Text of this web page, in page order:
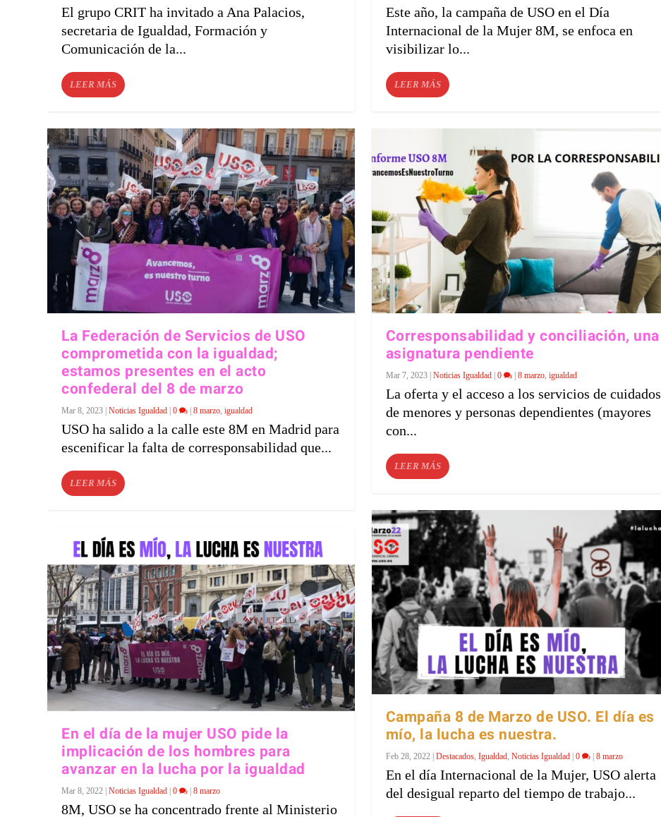
El grupo CRIT ha invitado a Ana Palacios,
secretaria de Igualdad, Formación y
Comunicación de la...
LEER MÁS
La Federación de Servicios de USO
comprometida con la igualdad;
estamos presentes en el acto
confederal del 8 de marzo
Mar 8, 2023 |Noticias Igualdad |0 |8 marzo ,igualdad
USO ha salido a la calle este 8M en Madrid para
escenificar la falta de corresponsabilidad que...
LEER MÁS
En el día de la mujer USO pide la
implicación de los hombres para
avanzar en la lucha por la igualdad
Mar 8, 2022 |Noticias Igualdad |0 |8 marzo
8M, USO se ha concentrado frente al Ministerio
Este año, la campaña de USO en el Día
Internacional de la Mujer 8M, se enfoca en
visibilizar lo...
LEER MÁS
Corresponsabilidad y conciliación, una
asignatura pendiente
Mar 7, 2023| Noticias Igualdad| 0 | 8 marzo, igualdad
La oferta y el acceso a los servicios de cuidados
de menores y personas dependientes (mayores
con...
LEER MÁS
Campaña 8 de Marzo de USO. El día es
mío, la lucha es nuestra.
Feb 28, 2022| Destacados, Igualdad, Noticias Igualdad| 0 | 8 marzo
En el día Internacional de la Mujer, USO alerta
del desigual reparto del tiempo de trabajo...